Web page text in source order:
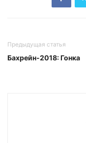
Предыдущая статья
Бахрейн-2018: Гонка